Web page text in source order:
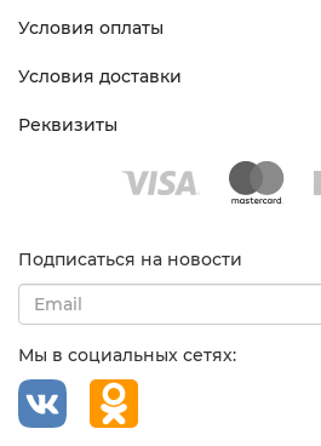
Условия оплаты
Условия доставки
Реквизиты
Подписаться на новости
Мы в социальных сетях: